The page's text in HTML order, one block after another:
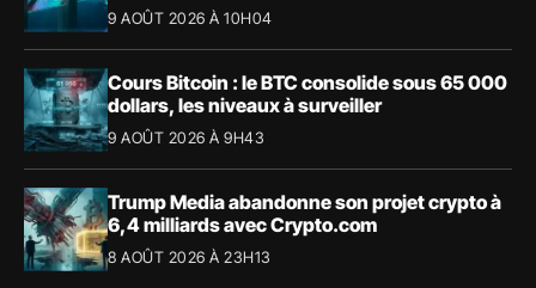
9 AOÛT 2026 À 10H04
Cours Bitcoin : le BTC consolide sous 65 000
dollars, les niveaux à surveiller
9 AOÛT 2026 À 9H43
Trump Media abandonne son projet crypto à
6,4 milliards avec Crypto.com
8 AOÛT 2026 À 23H13